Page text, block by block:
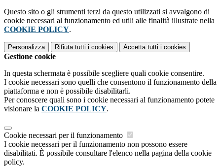
Questo sito o gli strumenti terzi da questo utilizzati si avvalgono di
cookie necessari al funzionamento ed utili alle finalità illustrate nella
COOKIE POLICY.
Personalizza Rifiuta tutti i cookies Accetta tutti i cookies
Gestione cookie
In questa schermata è possibile scegliere quali cookie consentire.
I cookie necessari sono quelli che consentono il funzionamento della
piattaforma e non è possibile disabilitarli.
Per conoscere quali sono i cookie necessari al funzionamento potete
visionare la COOKIE POLICY.
Cookie necessari per il funzionamento
I cookie necessari per il funzionamento non possono essere
disabilitati. È possibile consultare l'elenco nella pagina della cookie
policy.